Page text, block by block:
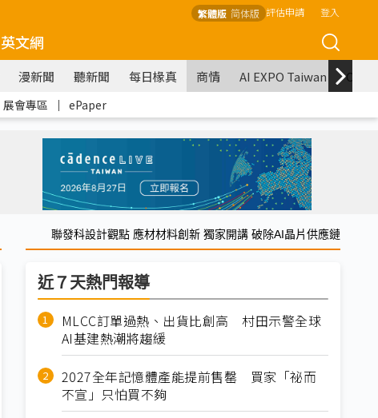
繁體版 简体版 評估申請 登入
英文網
漫新聞 聽新聞 每日椽真 商情 AI EXPO Taiwan
展會專區 ｜ ePaper
聯發科設計觀點 應材材料創新 獨家開講 破除AI晶片供應鏈
近７天熱門報導
MLCC訂單過熱、出貨比創高 村田示警全球
AI基建熱潮將趨緩
2027全年記憶體產能提前售罄 買家「祕而
不宣」只怕買不夠